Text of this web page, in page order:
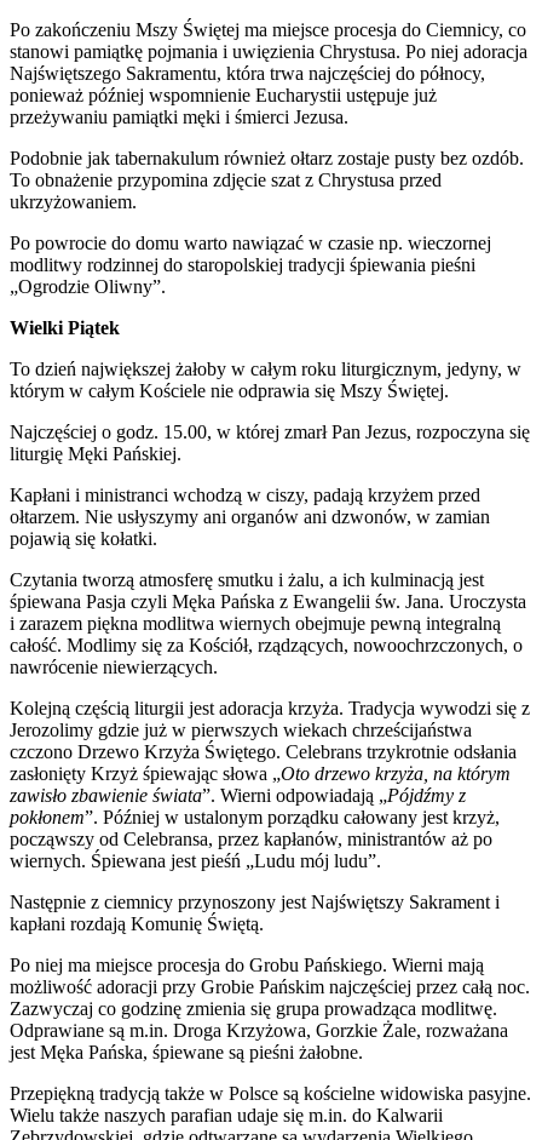
Po zakończeniu Mszy Świętej ma miejsce procesja do Ciemnicy, co
stanowi pamiątkę pojmania i uwięzienia Chrystusa. Po niej adoracja
Najświętszego Sakramentu, która trwa najczęściej do północy,
ponieważ później wspomnienie Eucharystii ustępuje już
przeżywaniu pamiątki męki i śmierci Jezusa.
Podobnie jak tabernakulum również ołtarz zostaje pusty bez ozdób.
To obnażenie przypomina zdjęcie szat z Chrystusa przed
ukrzyżowaniem.
Po powrocie do domu warto nawiązać w czasie np. wieczornej
modlitwy rodzinnej do staropolskiej tradycji śpiewania pieśni
„Ogrodzie Oliwny”.
Wielki Piątek
To dzień największej żałoby w całym roku liturgicznym, jedyny, w
którym w całym Kościele nie odprawia się Mszy Świętej.
Najczęściej o godz. 15.00, w której zmarł Pan Jezus, rozpoczyna się
liturgię Męki Pańskiej.
Kapłani i ministranci wchodzą w ciszy, padają krzyżem przed
ołtarzem. Nie usłyszymy ani organów ani dzwonów, w zamian
pojawią się kołatki.
Czytania tworzą atmosferę smutku i żalu, a ich kulminacją jest
śpiewana Pasja czyli Męka Pańska z Ewangelii św. Jana. Uroczysta
i zarazem piękna modlitwa wiernych obejmuje pewną integralną
całość. Modlimy się za Kościół, rządzących, nowoochrzczonych, o
nawrócenie niewierzących.
Kolejną częścią liturgii jest adoracja krzyża. Tradycja wywodzi się z
Jerozolimy gdzie już w pierwszych wiekach chrześcijaństwa
czczono Drzewo Krzyża Świętego. Celebrans trzykrotnie odsłania
zasłonięty Krzyż śpiewając słowa „Oto drzewo krzyża, na którym
zawisło zbawienie świata”. Wierni odpowiadają „Pójdźmy z
pokłonem”. Później w ustalonym porządku całowany jest krzyż,
począwszy od Celebransa, przez kapłanów, ministrantów aż po
wiernych. Śpiewana jest pieśń „Ludu mój ludu”.
Następnie z ciemnicy przynoszony jest Najświętszy Sakrament i
kapłani rozdają Komunię Świętą.
Po niej ma miejsce procesja do Grobu Pańskiego. Wierni mają
możliwość adoracji przy Grobie Pańskim najczęściej przez całą noc.
Zazwyczaj co godzinę zmienia się grupa prowadząca modlitwę.
Odprawiane są m.in. Droga Krzyżowa, Gorzkie Żale, rozważana
jest Męka Pańska, śpiewane są pieśni żałobne.
Przepiękną tradycją także w Polsce są kościelne widowiska pasyjne.
Wielu także naszych parafian udaje się m.in. do Kalwarii